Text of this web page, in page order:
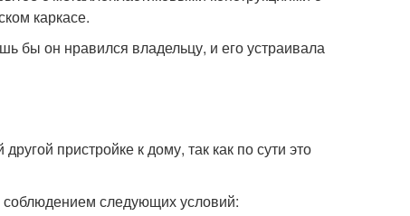
каркасе.
бы он нравился владельцу, и его устраивала
пристройке к дому, так как по сути это
следующих условий: